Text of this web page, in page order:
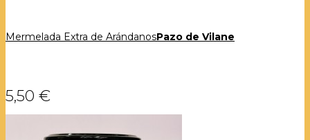
Mermelada Extra de ArándanosPazo de Vilane
5,50 €